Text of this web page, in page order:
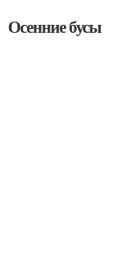
Осенние бусы